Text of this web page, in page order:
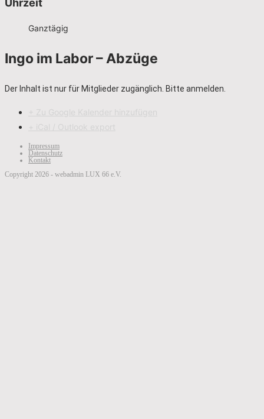
Uhrzeit
Ganztägig
Ingo im Labor – Abzüge
Der Inhalt ist nur für Mitglieder zugänglich. Bitte anmelden.
+ Zu Google Kalender hinzufügen
+ iCal / Outlook export
Impressum
Datenschutz
Kontakt
Copyright 2026 - webadmin LUX 66 e.V.